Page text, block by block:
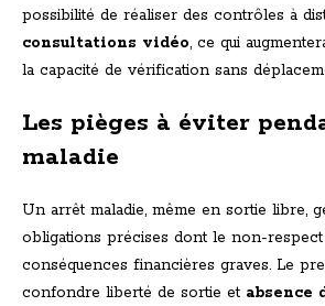
possibilité de réaliser des contrôles à
consultations vidéo, ce qui
la capacité de vérification sans
Les pièges à éviter
maladie
Un arrêt maladie, même en sortie libre,
obligations précises dont le non-
conséquences financières graves. Le
confondre liberté de sortie et absence